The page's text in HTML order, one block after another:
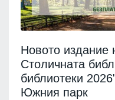
Новото издание
Столичната
библиотеки
Южния парк